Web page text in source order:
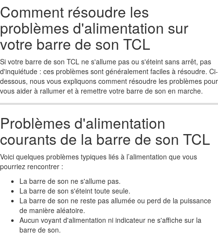
Comment résoudre les
problèmes d'alimentation sur
votre barre de son TCL
Si votre barre de son TCL ne s'allume pas ou s'éteint sans arrêt, pas
d'inquiétude : ces problèmes sont généralement faciles à résoudre. Ci-
dessous, nous vous expliquons comment résoudre les problèmes pour
vous aider à rallumer et à remettre votre barre de son en marche.
Problèmes d'alimentation
courants de la barre de son TCL
Voici quelques problèmes typiques liés à l’alimentation que vous
pourriez rencontrer :
La barre de son ne s'allume pas.
La barre de son s'éteint toute seule.
La barre de son ne reste pas allumée ou perd de la puissance
de manière aléatoire.
Aucun voyant d'alimentation ni indicateur ne s'affiche sur la
barre de son.